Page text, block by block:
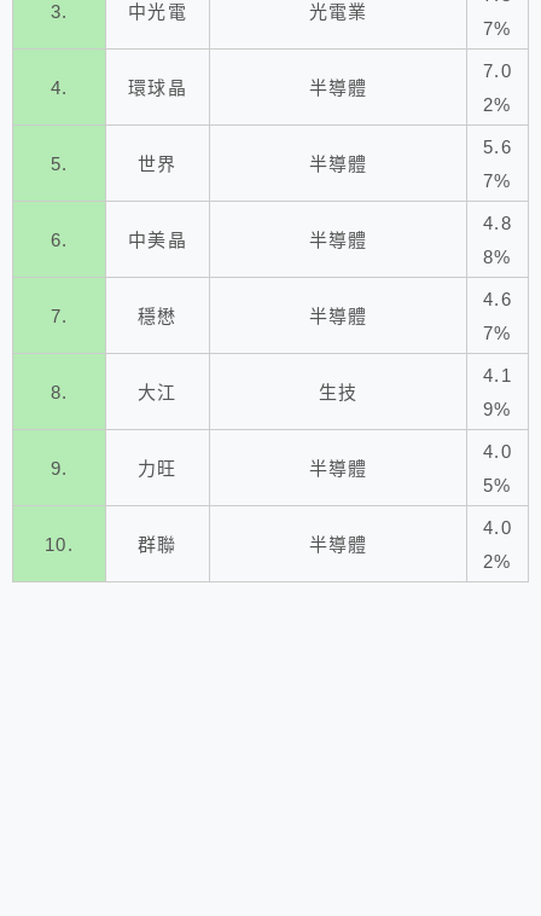
3. 中光電 光電業
7%
4. 環球晶 半導體
7.0
2%
5. 世界 半導體
5.6
7%
6. 中美晶 半導體
4.8
8%
7. 穩懋 半導體
4.6
7%
8. 大江 生技
4.1
9%
9. 力旺 半導體
4.0
5%
10. 群聯 半導體
4.0
2%